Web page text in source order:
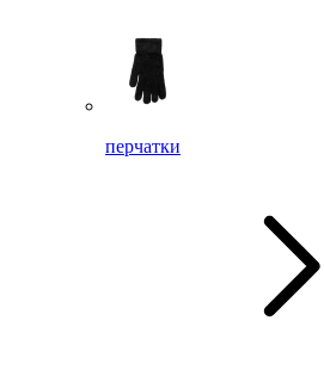
перчатки